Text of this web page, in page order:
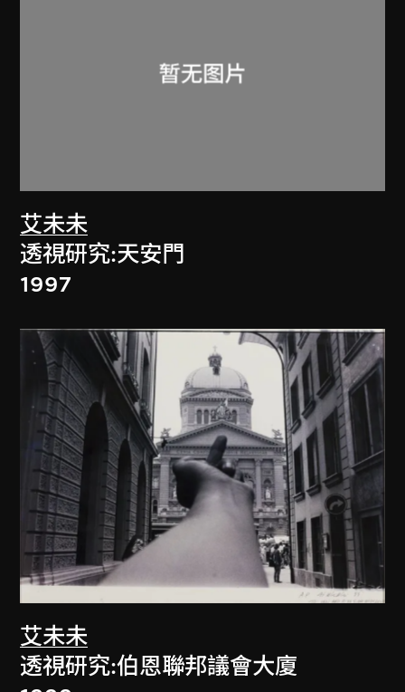
艾未未
透視研究:天安門
1997
艾未未
透視研究:伯恩聯邦議會大廈